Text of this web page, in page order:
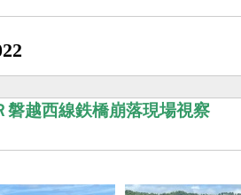
磐越西線鉄橋崩落現場視察